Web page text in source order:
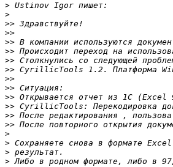
>
>
>>
>>
>>
>>
>>
>>
>>
>>
>>
>>
>>
>>
>
>
>
>